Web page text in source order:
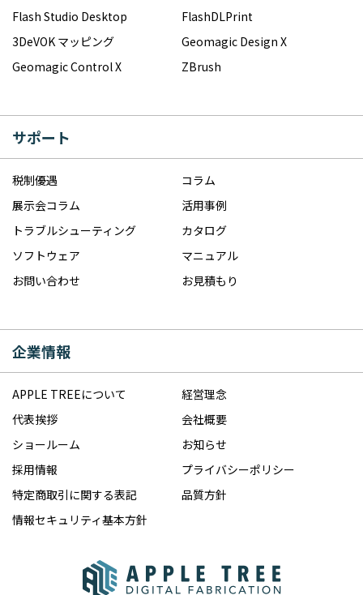
Flash Studio Desktop
FlashDLPrint
3DeVOK マッピング
Geomagic Design X
Geomagic Control X
ZBrush
サポート
税制優遇
コラム
展示会コラム
活用事例
トラブルシューティング
カタログ
ソフトウェア
マニュアル
お問い合わせ
お見積もり
企業情報
APPLE TREEについて
経営理念
代表挨拶
会社概要
ショールーム
お知らせ
採用情報
プライバシーポリシー
特定商取引に関する表記
品質方針
情報セキュリティ基本方針